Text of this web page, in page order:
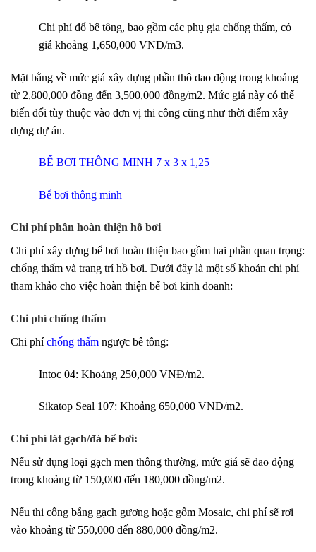
Chi phí đổ bê tông, bao gồm các phụ gia chống thấm, có
giá khoảng 1,650,000 VNĐ/m3.
Mặt bằng về mức giá xây dựng phần thô dao động trong khoảng
từ 2,800,000 đồng đến 3,500,000 đồng/m2. Mức giá này có thể
biến đổi tùy thuộc vào đơn vị thi công cũng như thời điểm xây
dựng dự án.
BỂ BƠI THÔNG MINH 7 x 3 x 1,25
Bể bơi thông minh
Chi phí phần hoàn thiện hồ bơi
Chi phí xây dựng bể bơi hoàn thiện bao gồm hai phần quan trọng:
chống thấm và trang trí hồ bơi. Dưới đây là một số khoản chi phí
tham khảo cho việc hoàn thiện bể bơi kinh doanh:
Chi phí chống thấm
Chi phíchống thấm ngược bê tông:
Intoc 04: Khoảng 250,000 VNĐ/m2.
Sikatop Seal 107: Khoảng 650,000 VNĐ/m2.
Chi phí lát gạch/đá bể bơi:
Nếu sử dụng loại gạch men thông thường, mức giá sẽ dao động
trong khoảng từ 150,000 đến 180,000 đồng/m2.
Nếu thi công bằng gạch gương hoặc gốm Mosaic, chi phí sẽ rơi
vào khoảng từ 550,000 đến 880,000 đồng/m2.